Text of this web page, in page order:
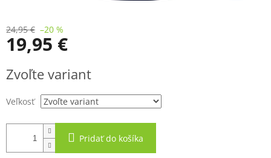
24,95 € –20 %
19,95 €
cena:
Zvoľte variant
Veľkosť
Pridať do košíka